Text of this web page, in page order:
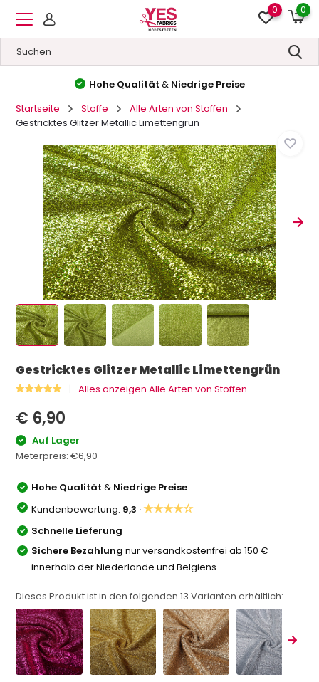
0 0
Hohe Qualität & Niedrige Preise
Startseite
Stoffe
Alle Arten von Stoffen
Gestricktes Glitzer Metallic Limettengrün
Gestricktes Glitzer Metallic Limettengrün
Alles anzeigen Alle Arten von Stoffen
€ 6,90
Auf Lager
Meterpreis:€6,90
Hohe Qualität& Niedrige Preise
Kundenbewertung: 9,3 ·★★★★☆
Schnelle Lieferung
Sichere Bezahlung nur versandkostenfrei ab 150 €
innerhalb der Niederlande und Belgiens
Dieses Produkt ist in den folgenden13 Varianten erhältlich: